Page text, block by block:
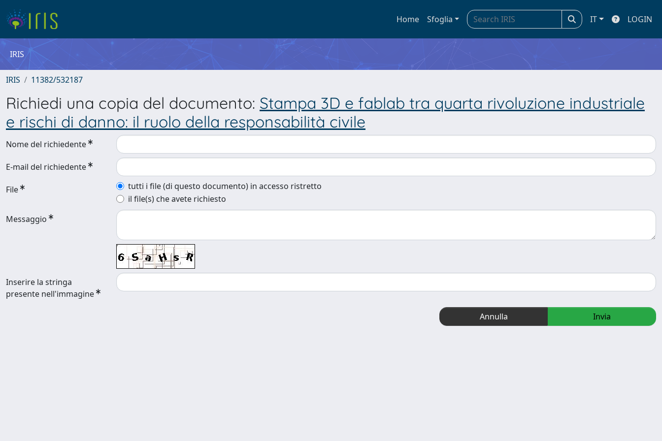
Home Sfoglia IT LOGIN
IRIS
IRIS 11382/532187
Richiedi una copia del documento: Stampa 3D e fablab tra quarta rivoluzione industriale
e rischi di danno: il ruolo della responsabilità civile
Nome del richiedente
E-mail del richiedente
File
tutti i file (di questo documento) in accesso ristretto
il file(s) che avete richiesto
Messaggio
Inserire la stringa
presente nell'immagine
Annulla Invia